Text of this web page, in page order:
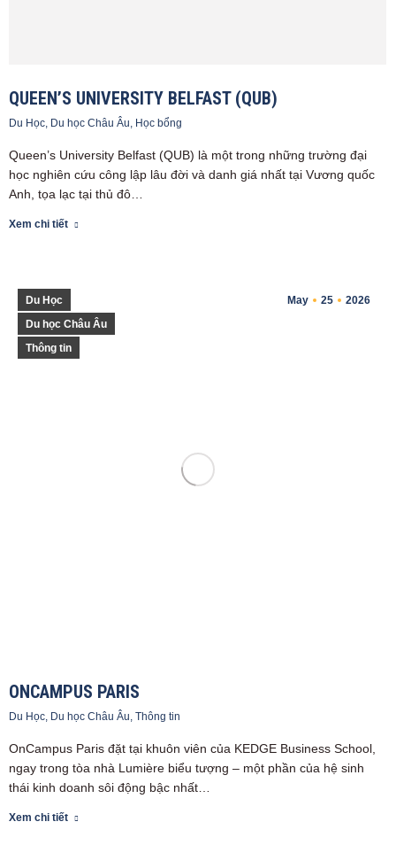
QUEEN’S UNIVERSITY BELFAST (QUB)
Du Học, Du học Châu Âu, Học bổng
Queen’s University Belfast (QUB) là một trong những trường đại
học nghiên cứu công lập lâu đời và danh giá nhất tại Vương quốc
Anh, tọa lạc tại thủ đô…
Xem chi tiết
May 25 2026
Du Học
Du học Châu Âu
Thông tin
ONCAMPUS PARIS
Du Học, Du học Châu Âu, Thông tin
OnCampus Paris đặt tại khuôn viên của KEDGE Business School,
ngay trong tòa nhà Lumière biểu tượng – một phần của hệ sinh
thái kinh doanh sôi động bậc nhất…
Xem chi tiết